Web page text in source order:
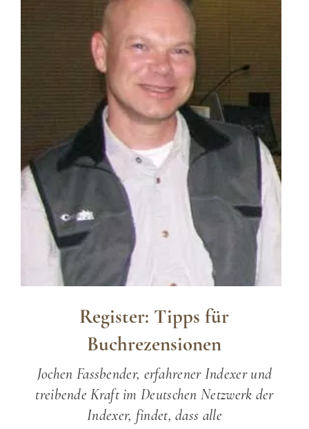
Register: Tipps für
Buchrezensionen
Jochen Fassbender, erfahrener Indexer und
treibende Kraft im Deutschen Netzwerk der
Indexer, findet, dass alle